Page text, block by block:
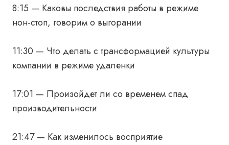
8:15 — Каковы последствия работы в режиме
нон-стоп, говорим о выгорании
11:30 — Что делать с трансформацией культуры
компании в режиме удаленки
17:01 — Произойдет ли со временем спад
производительности
21:47 — Как изменилось восприятие